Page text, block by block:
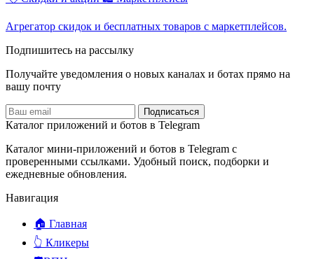
Агрегатор скидок и бесплатных товаров с маркетплейсов.
Подпишитесь на рассылку
Получайте уведомления о новых каналах и ботаx прямо на
вашу почту
Подписаться
Каталог приложений и ботов в Telegram
Каталог мини-приложений и ботов в Telegram с
проверенными ссылками. Удобный поиск, подборки и
ежедневные обновления.
Навигация
🏠 Главная
👆 Кликеры